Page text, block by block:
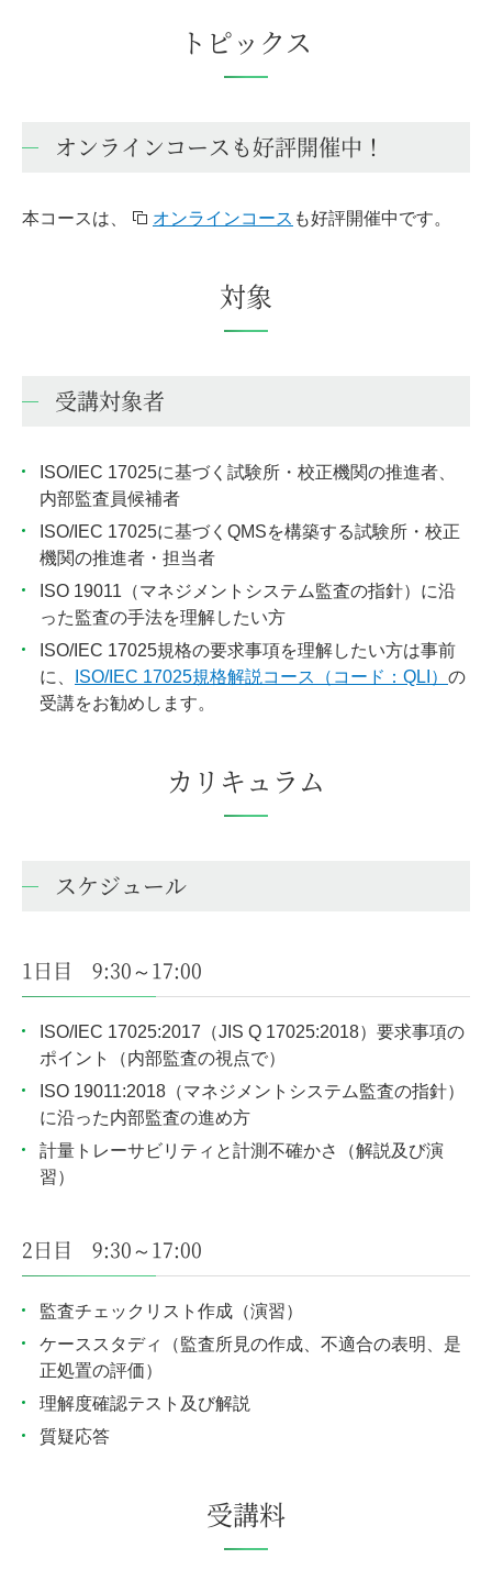
トピックス
オンラインコースも好評開催中！
本コースは、 オンラインコース も好評開催中です。
対象
受講対象者
ISO/IEC 17025に基づく試験所・校正機関の推進者、
内部監査員候補者
ISO/IEC 17025に基づくQMSを構築する試験所・校正
機関の推進者・担当者
ISO 19011（マネジメントシステム監査の指針）に沿
った監査の手法を理解したい方
ISO/IEC 17025規格の要求事項を理解したい方は事前
に、
ISO/IEC 17025規格解説コース（コード：QLI） の
受講をお勧めします。
カリキュラム
スケジュール
1日目 9:30～17:00
ISO/IEC 17025:2017（JIS Q 17025:2018）要求事項の
ポイント（内部監査の視点で）
ISO 19011:2018（マネジメントシステム監査の指針）
に沿った内部監査の進め方
計量トレーサビリティと計測不確かさ（解説及び演
習）
2日目 9:30～17:00
監査チェックリスト作成（演習）
ケーススタディ（監査所見の作成、不適合の表明、是
正処置の評価）
理解度確認テスト及び解説
質疑応答
受講料